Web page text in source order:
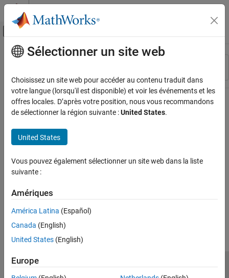
Passer au contenu
Activer/désactiver l'affichage du menu
Ressource
Contenu principal
Sélectionner un site web
Choisissez un site web pour accéder au contenu traduit dans
votre langue (lorsqu'il est disponible) et voir les événements et les
offres locales. D’après votre position, nous vous recommandons
de sélectionner la région suivante :United States.
United States
Vous pouvez également sélectionner un site web dans la liste
suivante :
Amériques
América Latina (Español)
Canada (English)
United States (English)
Europe